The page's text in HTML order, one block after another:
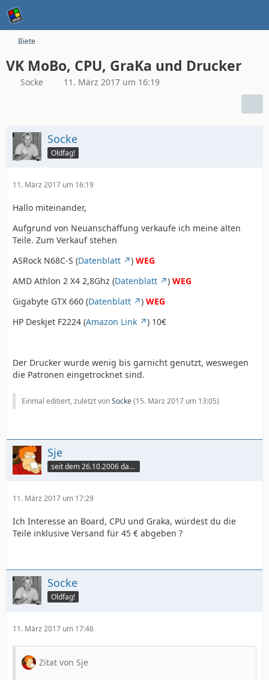
Biete
VK MoBo, CPU, GraKa und Drucker
Socke 11. März 2017 um 16:19
Socke
Oldfag!
11. März 2017 um 16:19
Hallo miteinander,
Aufgrund von Neuanschaffung verkaufe ich meine alten
Teile. Zum Verkauf stehen
ASRock N68C-S (Datenblatt ) WEG
AMD Athlon 2 X4 2,8Ghz (Datenblatt ) WEG
Gigabyte GTX 660 (Datenblatt ) WEG
HP Deskjet F2224 (Amazon Link ) 10€
Der Drucker wurde wenig bis garnicht genutzt, weswegen
die Patronen eingetrocknet sind.
Einmal editiert, zuletzt vonSocke(15. März 2017 um 13:05)
Sje
seit dem 26.10.2006 dabei
11. März 2017 um 17:29
Ich Interesse an Board, CPU und Graka, würdest du die
Teile inklusive Versand für 45 € abgeben ?
Socke
Oldfag!
11. März 2017 um 17:46
Zitat von Sje